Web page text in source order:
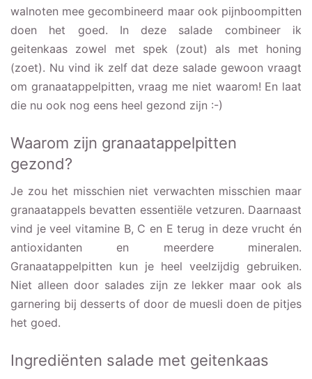
walnoten mee gecombineerd maar ook pijnboompitten
doen het goed. In deze salade combineer ik
geitenkaas zowel met spek (zout) als met honing
(zoet). Nu vind ik zelf dat deze salade gewoon vraagt
om granaatappelpitten, vraag me niet waarom! En laat
die nu ook nog eens heel gezond zijn :-)
Waarom zijn granaatappelpitten
gezond?
Je zou het misschien niet verwachten misschien maar
granaatappels bevatten essentiële vetzuren. Daarnaast
vind je veel vitamine B, C en E terug in deze vrucht én
antioxidanten en meerdere mineralen.
Granaatappelpitten kun je heel veelzijdig gebruiken.
Niet alleen door salades zijn ze lekker maar ook als
garnering bij desserts of door de muesli doen de pitjes
het goed.
Ingrediënten salade met geitenkaas